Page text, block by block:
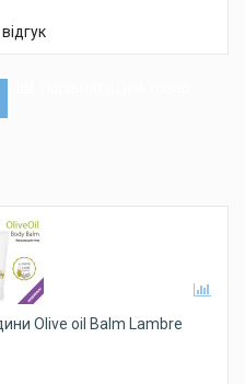
Olive oil Balm Lambre